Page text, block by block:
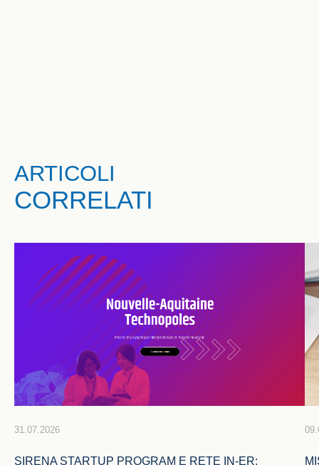
ARTICOLI
CORRELATI
31.07.2026
SIRENA STARTUP PROGRAM E RETE IN-ER: